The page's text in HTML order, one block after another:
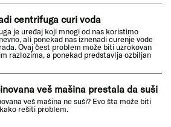
centrifuga curi voda
je uređaj koji mnogi od nas koristimo
ali ponekad nas iznenadi curenje vode
Ovaj čest problem može biti uzrokovan
razlozima, a ponekad predstavlja ozbiljan
veš mašina prestala da suši
veš mašina ne suši? Evo šta može biti
rešiti problem.